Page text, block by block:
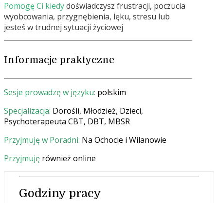
Pomogę Ci kiedydoświadczysz frustracji, poczucia
wyobcowania, przygnębienia, lęku, stresu lub
jesteś w trudnej sytuacji życiowej
Informacje praktyczne
Sesje prowadzę w języku: polskim
Specjalizacja: Dorośli, Młodzież, Dzieci,
Psychoterapeuta CBT, DBT, MBSR
Przyjmuję w Poradni: Na Ochocie i Wilanowie
Przyjmuję również online
Godziny pracy